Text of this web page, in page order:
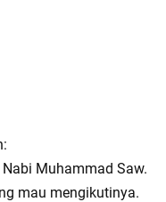
Muhammad Saw.
mau mengikutinya.